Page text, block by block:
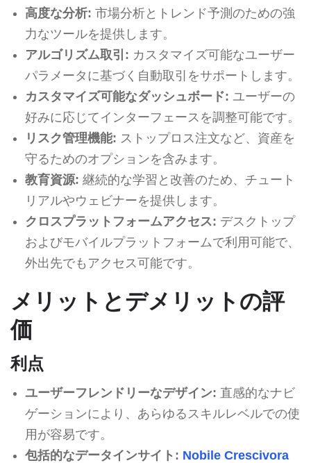
高度な分析: 市場分析とトレンド予測のための強
力なツールを提供します。
アルゴリズム取引: カスタマイズ可能なユーザー
パラメータに基づく自動取引をサポートします。
カスタマイズ可能なダッシュボード: ユーザーの
好みに応じてインターフェースを調整可能です。
リスク管理機能: ストップロス注文など、資産を
守るためのオプションを含みます。
教育資源: 継続的な学習と改善のため、チュート
リアルやウェビナーを提供します。
クロスプラットフォームアクセス: デスクトップ
およびモバイルプラットフォームで利用可能で、
外出先でもアクセス可能です。
メリットとデメリットの評
価
利点
ユーザーフレンドリーなデザイン: 直感的なナビ
ゲーションにより、あらゆるスキルレベルでの使
用が容易です。
包括的なデータインサイト: Nobile Crescivora